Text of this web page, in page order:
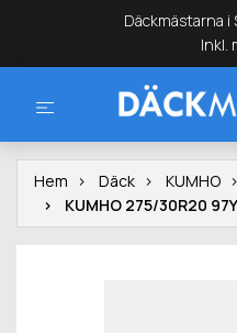
Däckmästarna i
Inkl.
Hem Däck KUMHO
KUMHO 275/30R20